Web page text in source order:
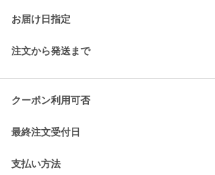
お届け日指定
注文から発送まで
クーポン利用可否
最終注文受付日
支払い方法